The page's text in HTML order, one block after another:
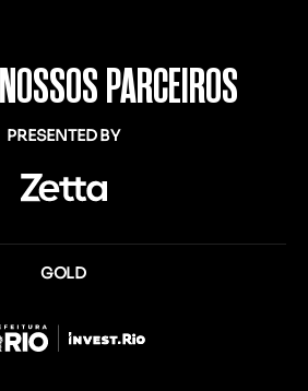
PARCEIROS
PRESENTED BY
GOLD